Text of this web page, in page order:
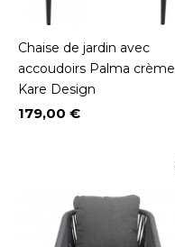
Chaise de jardin avec
accoudoirs Palma crème
Kare Design
Prix
179,00 €